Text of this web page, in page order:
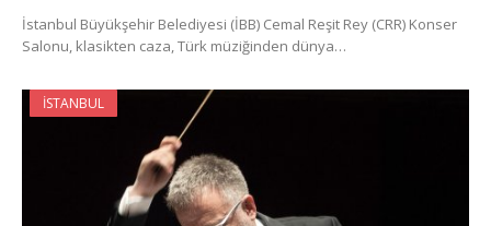
İstanbul Büyükşehir Belediyesi (İBB) Cemal Reşit Rey (CRR) Konser
Salonu, klasikten caza, Türk müziğinden dünya…
İSTANBUL